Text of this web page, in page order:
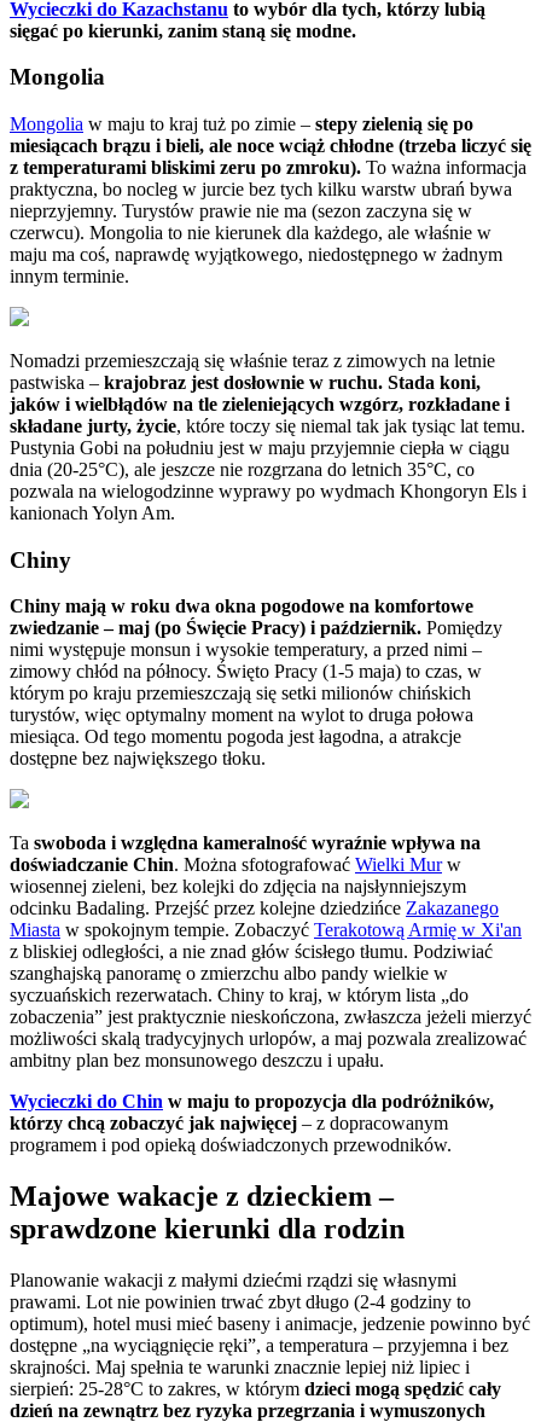
Wycieczki do Kazachstanu to wybór dla tych, którzy lubią
sięgać po kierunki, zanim staną się modne.
Mongolia
Mongolia w maju to kraj tuż po zimie – stepy zielenią się po
miesiącach brązu i bieli, ale noce wciąż chłodne (trzeba liczyć się
z temperaturami bliskimi zeru po zmroku). To ważna informacja
praktyczna, bo nocleg w jurcie bez tych kilku warstw ubrań bywa
nieprzyjemny. Turystów prawie nie ma (sezon zaczyna się w
czerwcu). Mongolia to nie kierunek dla każdego, ale właśnie w
maju ma coś, naprawdę wyjątkowego, niedostępnego w żadnym
innym terminie.
Nomadzi przemieszczają się właśnie teraz z zimowych na letnie
pastwiska – krajobraz jest dosłownie w ruchu. Stada koni,
jaków i wielbłądów na tle zieleniejących wzgórz, rozkładane i
składane jurty, życie, które toczy się niemal tak jak tysiąc lat temu.
Pustynia Gobi na południu jest w maju przyjemnie ciepła w ciągu
dnia (20-25°C), ale jeszcze nie rozgrzana do letnich 35°C, co
pozwala na wielogodzinne wyprawy po wydmach Khongoryn Els i
kanionach Yolyn Am.
Chiny
Chiny mają w roku dwa okna pogodowe na komfortowe
zwiedzanie – maj (po Święcie Pracy) i październik. Pomiędzy
nimi występuje monsun i wysokie temperatury, a przed nimi –
zimowy chłód na północy. Święto Pracy (1-5 maja) to czas, w
którym po kraju przemieszczają się setki milionów chińskich
turystów, więc optymalny moment na wylot to druga połowa
miesiąca. Od tego momentu pogoda jest łagodna, a atrakcje
dostępne bez największego tłoku.
Ta swoboda i względna kameralność wyraźnie wpływa na
doświadczanie Chin. Można sfotografować Wielki Murw
wiosennej zieleni, bez kolejki do zdjęcia na najsłynniejszym
odcinku Badaling. Przejść przez kolejne dziedzińce Zakazanego
Miasta w spokojnym tempie. Zobaczyć Terakotową Armię w Xi'an
z bliskiej odległości, a nie znad głów ścisłego tłumu. Podziwiać
szanghajską panoramę o zmierzchu albo pandy wielkie w
syczuańskich rezerwatach. Chiny to kraj, w którym lista „do
zobaczenia” jest praktycznie nieskończona, zwłaszcza jeżeli mierzyć
możliwości skalą tradycyjnych urlopów, a maj pozwala zrealizować
ambitny plan bez monsunowego deszczu i upału.
Wycieczki do Chin w maju to propozycja dla podróżników,
którzy chcą zobaczyć jak najwięcej – z dopracowanym
programem i pod opieką doświadczonych przewodników.
Majowe wakacje z dzieckiem –
sprawdzone kierunki dla rodzin
Planowanie wakacji z małymi dziećmi rządzi się własnymi
prawami. Lot nie powinien trwać zbyt długo (2-4 godziny to
optimum), hotel musi mieć baseny i animacje, jedzenie powinno być
dostępne „na wyciągnięcie ręki”, a temperatura – przyjemna i bez
skrajności. Maj spełnia te warunki znacznie lepiej niż lipiec i
sierpień: 25-28°C to zakres, w którym dzieci mogą spędzić cały
dzień na zewnątrz bez ryzyka przegrzania i wymuszonych